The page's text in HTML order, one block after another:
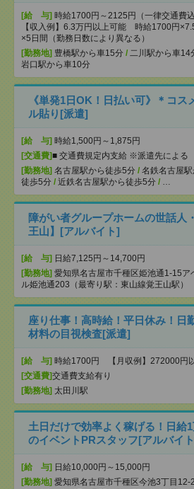
[給 与] 時給1700円～2125円（一律交通費込
【収入例】6.3万円以上可能 時給1700円
×5日間（勤務日数により異なる）
[勤務地] 豊橋駅から車15分 / 二川駅から車14
岩口駅から車10分
《単発1日OK！日払い可》＊コス
ル貼り[派遣]
[給 与] 時給1,500円～1,875円
[交通費]■ 交通費規定内支給 ※派遣先による
[勤務地] 名古屋駅から徒歩5分 / 名鉄名古屋駅
徒歩5分 / 近鉄名古屋駅から徒歩5分 / …
障がい者グループホームの世話人
王山】[アルバイト]
[給 与] 日給7,125円～14,700円
[勤務地] 愛知県名古屋市千種区姫池通1-15ア
ル姫池通203（最寄り駅：東山線覚王山駅）
座り仕事！高時給！平日休み！日
材料の目視検査[派遣]
[給 与] 時給1700円 【月収例】272000円
[交通費]交通費支給有り
[勤務地] 太田川駅
土日だけで効率よく稼げる！日給
のイベントPRスタッフ[アルバイ
[給 与] 日給10,000円～15,000円
[勤務地] 愛知県名古屋市千種区今池3丁目12-